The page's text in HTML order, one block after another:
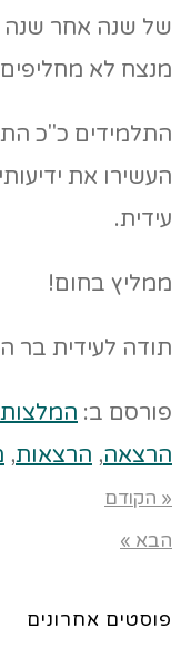
של שנה אחר שנה
מנצח לא
התלמידים כ"כ
העשירו את
עידית.
ממליץ בחום!
תודה לעידית בר
פורסם ב:
הרצאה, הרצאות,
« הקודם
הבא »
פוסטים אחרונים